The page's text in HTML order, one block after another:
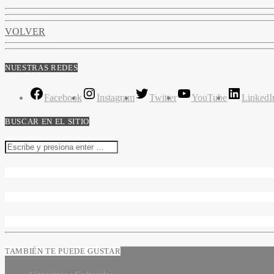
VOLVER
NUESTRAS REDES
Facebook Instagram Twitter YouTube
BUSCAR EN EL SITIO
TAMBIÉN TE PUEDE GUSTAR